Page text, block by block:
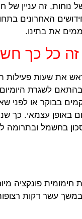
נוחות, זה עניין של
האחרונים
את בתינו.
כל כך
את שעות פעילות
לשגרת
בבוקר או לפני
באופן עצמאי. כך
בחשמל ובתרומה
פונקציה
עשר דקות